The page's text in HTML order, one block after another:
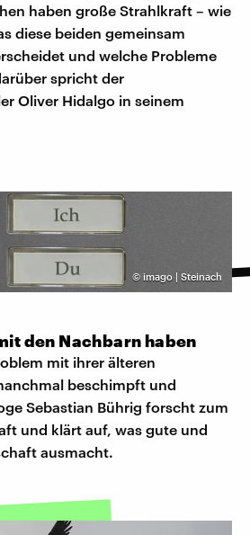
haben große Strahlkraft – wie
diese beiden gemeinsam
und welche Probleme
spricht der
Oliver Hidalgo in seinem
© imago | Steinach
den Nachbarn haben
mit ihrer älteren
beschimpft und
Sebastian Bührig forscht zum
und klärt auf, was gute und
ausmacht.